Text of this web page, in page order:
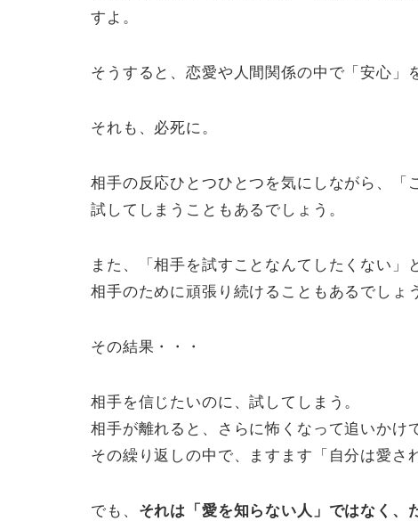
すよ。
そうすると、恋愛や人間関係の中で「安心」
それも、必死に。
相手の反応ひとつひとつを気にしながら、「
試してしまうこともあるでしょう。
また、「相手を試すことなんてしたくない」
相手のために頑張り続けることもあるでしょ
その結果・・・
相手を信じたいのに、試してしまう。
相手が離れると、さらに怖くなって追いかけ
その繰り返しの中で、ますます「自分は愛さ
でも、 それは「愛を知らない人」ではなく、